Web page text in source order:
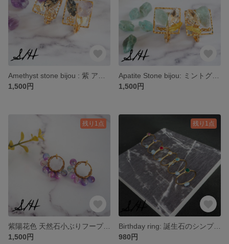
1,500円
1,500円
残り1点
紫陽花色 天然石小ぶりフープイヤリング
1,500円
残り1点
Birthday ring: 誕生石のシンプルリング
980円